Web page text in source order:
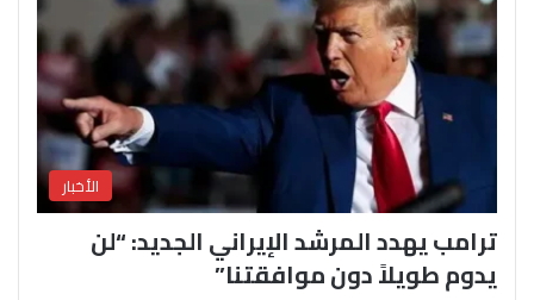
الأخبار
ترامب يهدد المرشد الإيراني الجديد: “لن
يدوم طويلاً دون موافقتنا”